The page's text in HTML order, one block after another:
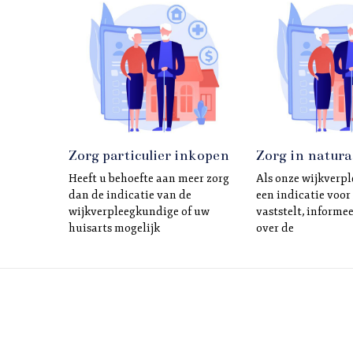
Zorg particulier inkopen
Heeft u behoefte aan meer zorg
dan de indicatie van de
wijkverpleegkundige of uw
huisarts mogelijk
Zorg in natura
Als onze
een indicatie voor
vaststelt,
over de